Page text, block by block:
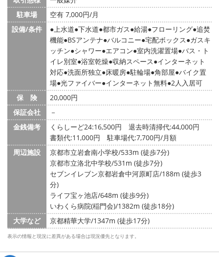
駐車場
空有 7,000円/月
設備/条件
上水道 下水道 都市ガス 給湯 フローリング 追焚
機能 BSアンテナ バルコニー 宅配ボックス ガスキ
ッチン シャワー エアコン 室内洗濯置場 バス・ト
イレ別室 浴室乾燥 収納スペース インターネット
対応 洗面所独立 床暖房 駐輪場 角部屋 バイク置
場 光ファイバー インターネット無料 2人入居可
保 険
20,000円
保証会社
－
金銭備考
くらしーど24:16,500円 退去時清掃代:44,000円
書類代:11,000円 駐車場代:7,700円/月額
周辺施設
京都市立岩倉南小学校/533m (徒歩7分)
京都市立洛北中学校/531m (徒歩7分)
セブンイレブン京都岩倉中河原町店/188m (徒歩3
分)
ライフ宝ヶ池店/648m (徒歩9分)
いわくら病院(稲門会)/1382m (徒歩18分)
大学など
京都精華大学/1347m (徒歩17分)
表示の情報と現況に差異がある場合は現況優先となります。